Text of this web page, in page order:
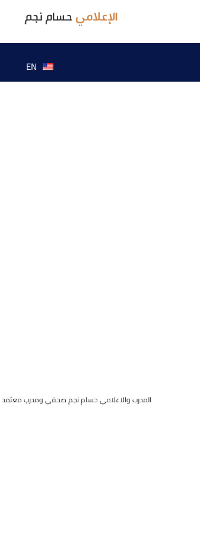
EN
المدرب والاعلامي حسام نجم صحفي ومدرب معتمد